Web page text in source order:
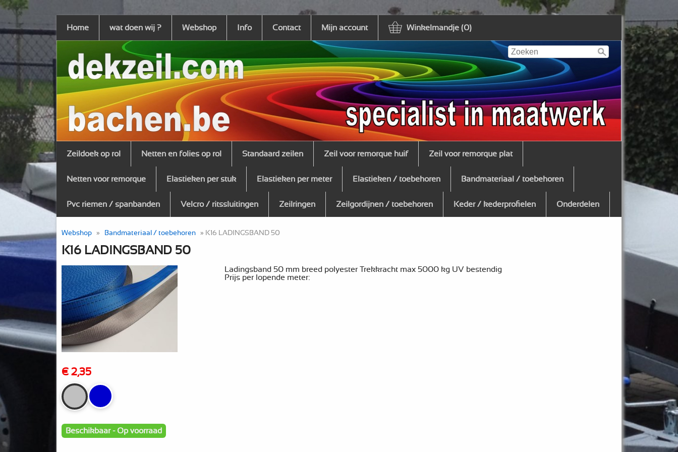
Home wat doen wij ? Webshop Info Contact Mijn account Winkelmandje (0)
Zeildoek op rol Netten en folies op rol Standaard zeilen Zeil voor remorque huif Zeil voor remorque plat
Netten voor remorque Elastieken per stuk Elastieken per meter Elastieken / toebehoren Bandmateriaal / toebehoren
Pvc riemen / spanbanden Velcro / ritssluitingen Zeilringen Zeilgordijnen / toebehoren Keder / kederprofielen Onderdelen
Webshop » Bandmateriaal / toebehoren » K16 LADINGSBAND 50
K16 LADINGSBAND 50
Ladingsband 50 mm breed polyester Trekkracht max 5000 kg UV bestendig
Prijs per lopende meter:
€ 2,35
Beschikbaar - Op voorraad